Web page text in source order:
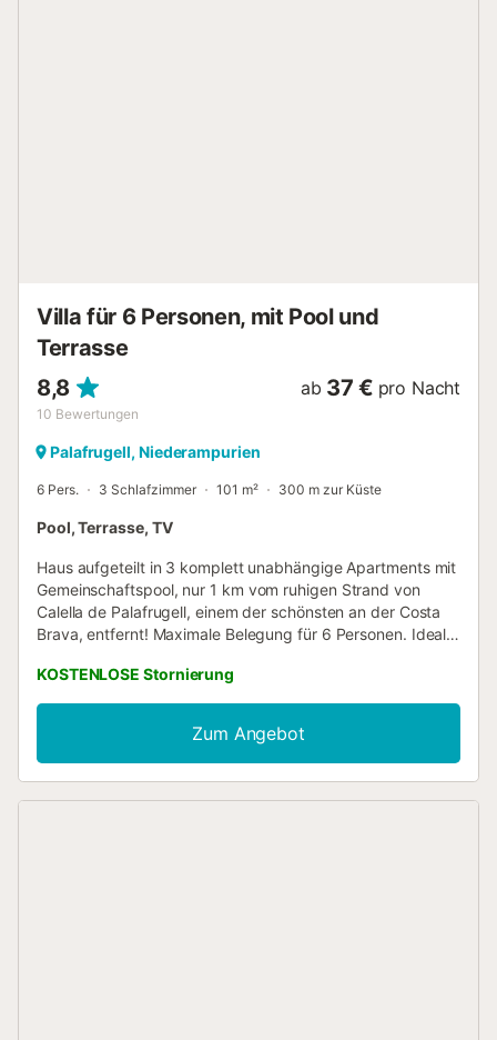
Villa für 6 Personen, mit Pool und
Terrasse
8,8
10 Bewertungen
ab 37 € pro Nacht
Palafrugell, Niederampurien
6 Pers. 3 Schlafzimmer 101 m² 300 m zur Küste
Pool, Terrasse, TV
Haus aufgeteilt in 3 komplett unabhängige Apartments mit
Gemeinschaftspool, nur 1 km vom ruhigen Strand von
Calella de Palafrugell, einem der schönsten an der Costa
Brava, entfernt! Maximale Belegung für 6 Personen. Ideal
Dieses Apartment befindet sich im Erdgeschoss. Es
verfügt über eine Terrasse, auf der Sie Frühstück und
Mahlzeiten in der Sonne mit Blick auf den Pool genießen
können, sowie über ein Wohn-Esszimmer mit TV und
direktem Zugang zur Terrasse. Die Küche ist mit allen
KOSTENLOSE Stornierung
Zum Angebot